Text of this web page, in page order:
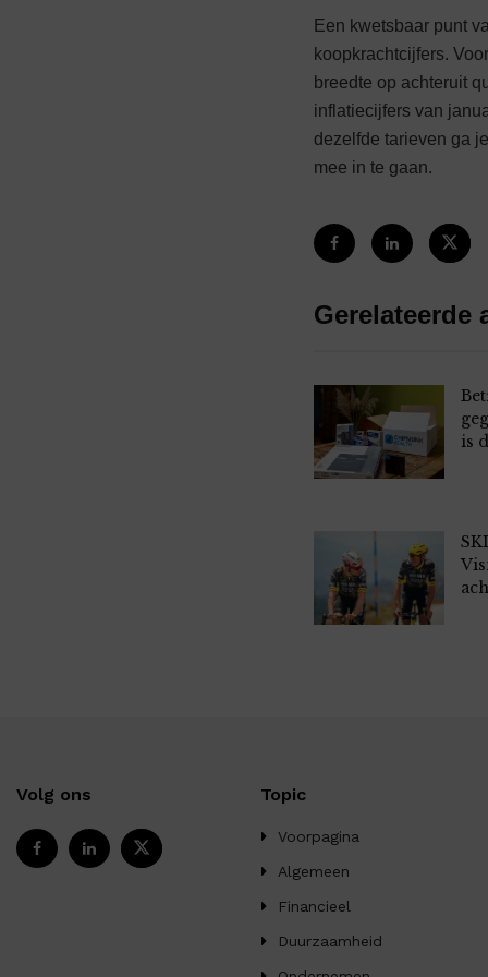
Een kwetsbaar punt
koopkrachtcijfers.
breedte op achteruit
inflatiecijfers van
dezelfde tarieven ga
mee in te gaan.
Gerelateerde
is
Volg ons Topic
Voorpagina
Algemeen
Financieel
Duurzaamheid